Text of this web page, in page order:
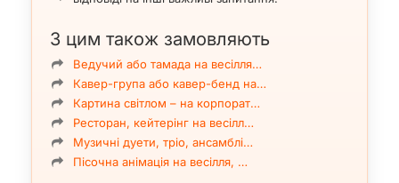
Ой ти грицю
Дубова дощечка
З цим також замовляють
Ведучий або тамада на весілля…
Кавер-група або кавер-бенд на…
Картина світлом – на корпорат…
Ресторан, кейтерінг на весілл…
Музичні дуети, тріо, ансамблі…
Пісочна анімація на весілля, …